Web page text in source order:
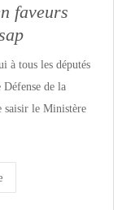
faveurs
à tous les députés
Défense de la
saisir le Ministère